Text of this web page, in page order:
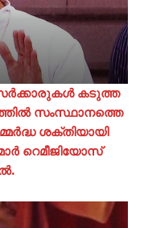
കടുത്ത
സംസ്ഥാനത്തെ
ശക്തിയായി
റെമീജിയോസ്